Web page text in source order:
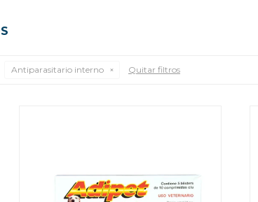
Antiparasitario interno Quitar filtros